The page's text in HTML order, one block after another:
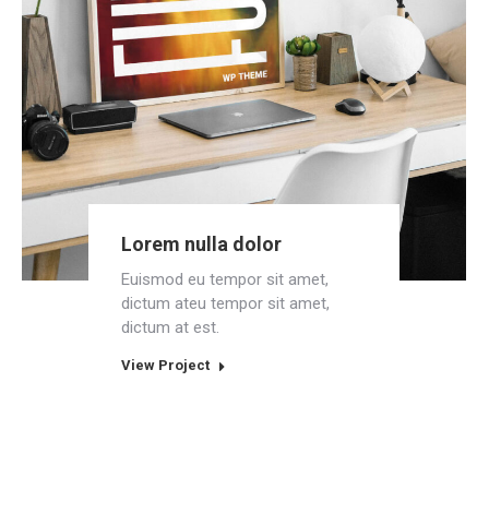
Lorem nulla dolor
Euismod eu tempor sit amet,
dictum ateu tempor sit amet,
dictum at est.
View Project